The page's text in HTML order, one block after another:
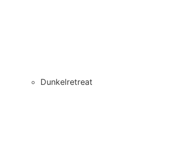
Dunkelretreat